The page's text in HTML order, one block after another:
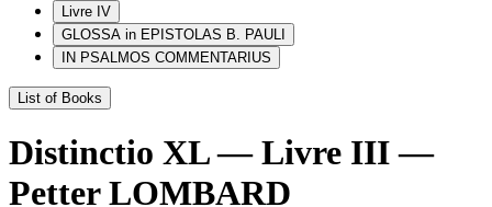
Livre IV
GLOSSA in EPISTOLAS B. PAULI
IN PSALMOS COMMENTARIUS
List of Books
Distinctio XL — Livre III —
Petter LOMBARD